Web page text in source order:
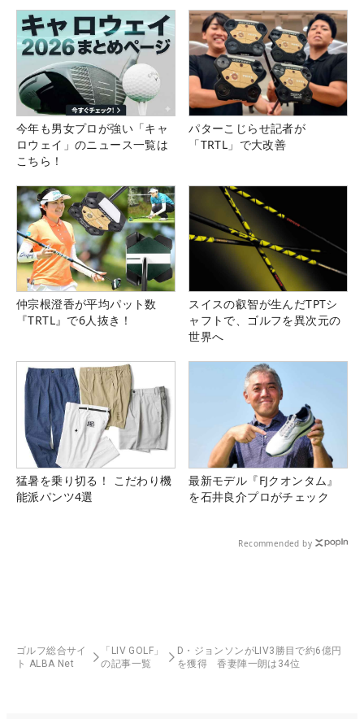
今年も男女プロが強い「キャ
ロウェイ」のニュース一覧は
こちら！
パターこじらせ記者が
「TRTL」で大改善
仲宗根澄香が平均パット数
『TRTL』で6人抜き！
スイスの叡智が生んだTPTシ
ャフトで、ゴルフを異次元の
世界へ
猛暑を乗り切る！ こだわり機
能派パンツ4選
最新モデル『FJクオンタム』
を石井良介プロがチェック
Recommended by
ゴルフ総合サイ
ト ALBA Net
「LIV GOLF」
の記事一覧
D・ジョンソンがLIV3勝目で約6億円
を獲得 香妻陣一朗は34位